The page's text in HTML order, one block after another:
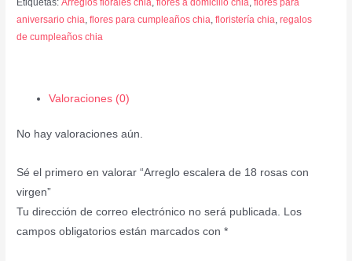
Etiquetas:Arreglos florales chia,flores a domicilio chia,flores para
aniversario chia,flores para cumpleaños chia,floristería chia,regalos
de cumpleaños chia
Valoraciones (0)
No hay valoraciones aún.
Sé el primero en valorar “Arreglo escalera de 18 rosas con
virgen”
Tu dirección de correo electrónico no será publicada. Los
campos obligatorios están marcados con*